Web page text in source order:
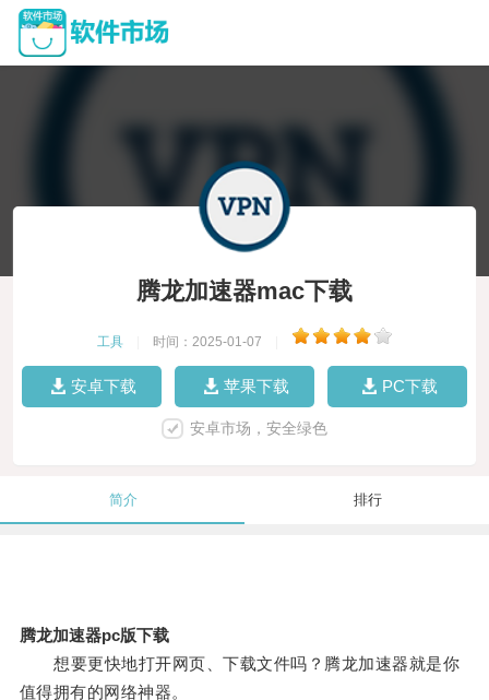
腾龙加速器mac下载
工具 时间：2025-01-07
安卓下载 苹果下载 PC下载
安卓市场，安全绿色
简介 排行
腾龙加速器pc版下载
想要更快地打开网页、下载文件吗？腾龙加速器就是你
值得拥有的网络神器。